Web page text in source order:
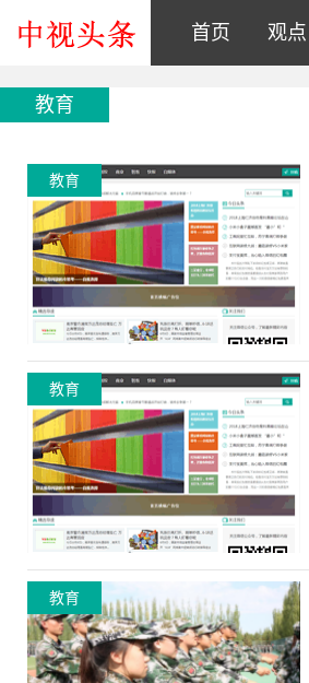
首页 观点
教育
教育
教育
教育